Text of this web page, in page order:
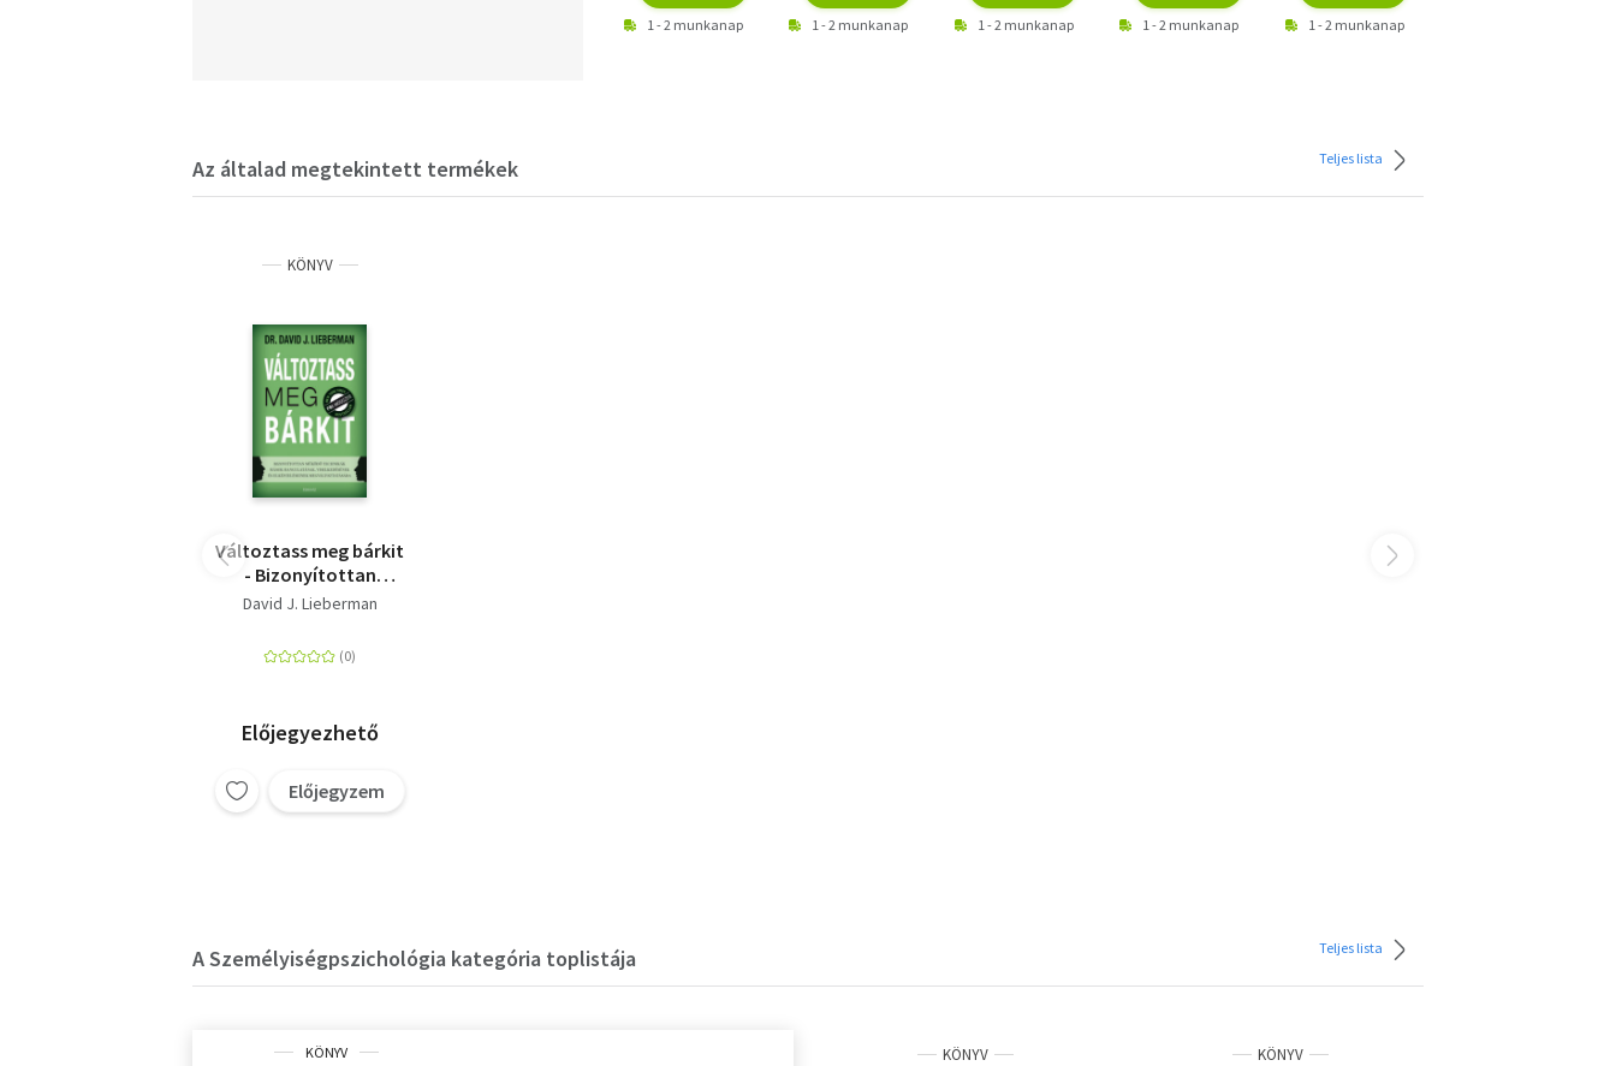
1 - 2 munkanap 1 - 2 munkanap 1 - 2 munkanap 1 - 2 munkanap 1 - 2 munkanap
Az általad megtekintett termékek Teljes lista
KÖNYV
Változtass meg bárkit
- Bizonyítottan
működő technikák
viselkedésének és
elképzeléseinek
David J. Lieberman
Előjegyezhető
Előjegyzem
A Személyiségpszichológia kategória toplistája Teljes lista
KÖNYV KÖNYV KÖNYV